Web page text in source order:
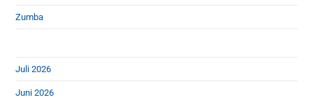
Zumba
Juli 2026
Juni 2026